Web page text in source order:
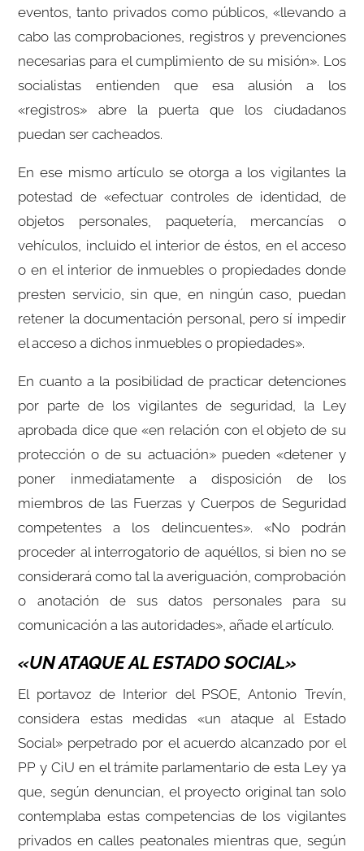
eventos, tanto privados como públicos, «llevando a
cabo las comprobaciones, registros y prevenciones
necesarias para el cumplimiento de su misión». Los
socialistas entienden que esa alusión a los
«registros» abre la puerta que los ciudadanos
puedan ser cacheados.
En ese mismo artículo se otorga a los vigilantes la
potestad de «efectuar controles de identidad, de
objetos personales, paquetería, mercancías o
vehículos, incluido el interior de éstos, en el acceso
o en el interior de inmuebles o propiedades donde
presten servicio, sin que, en ningún caso, puedan
retener la documentación personal, pero sí impedir
el acceso a dichos inmuebles o propiedades».
En cuanto a la posibilidad de practicar detenciones
por parte de los vigilantes de seguridad, la Ley
aprobada dice que «en relación con el objeto de su
protección o de su actuación» pueden «detener y
poner inmediatamente a disposición de los
miembros de las Fuerzas y Cuerpos de Seguridad
competentes a los delincuentes». «No podrán
proceder al interrogatorio de aquéllos, si bien no se
considerará como tal la averiguación, comprobación
o anotación de sus datos personales para su
comunicación a las autoridades», añade el artículo.
«UN ATAQUE AL ESTADO SOCIAL»
El portavoz de Interior del PSOE, Antonio Trevín,
considera estas medidas «un ataque al Estado
Social» perpetrado por el acuerdo alcanzado por el
PP y CiU en el trámite parlamentario de esta Ley ya
que, según denuncian, el proyecto original tan solo
contemplaba estas competencias de los vigilantes
privados en calles peatonales mientras que, según